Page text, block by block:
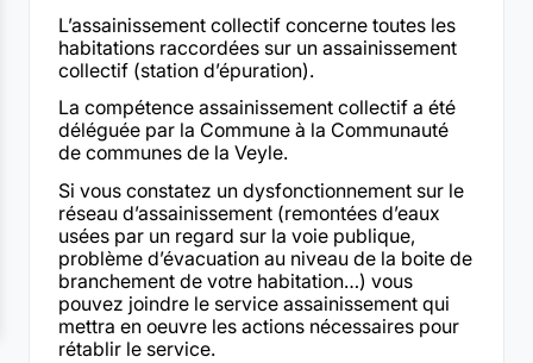
L’assainissement collectif concerne toutes les
habitations raccordées sur un assainissement
collectif (station d’épuration).
La compétence assainissement collectif a été
déléguée par la Commune à la Communauté
de communes de la Veyle.
Si vous constatez un dysfonctionnement sur le
réseau d’assainissement (remontées d’eaux
usées par un regard sur la voie publique,
problème d’évacuation au niveau de la boite de
branchement de votre habitation…) vous
pouvez joindre le service assainissement qui
mettra en oeuvre les actions nécessaires pour
rétablir le service.